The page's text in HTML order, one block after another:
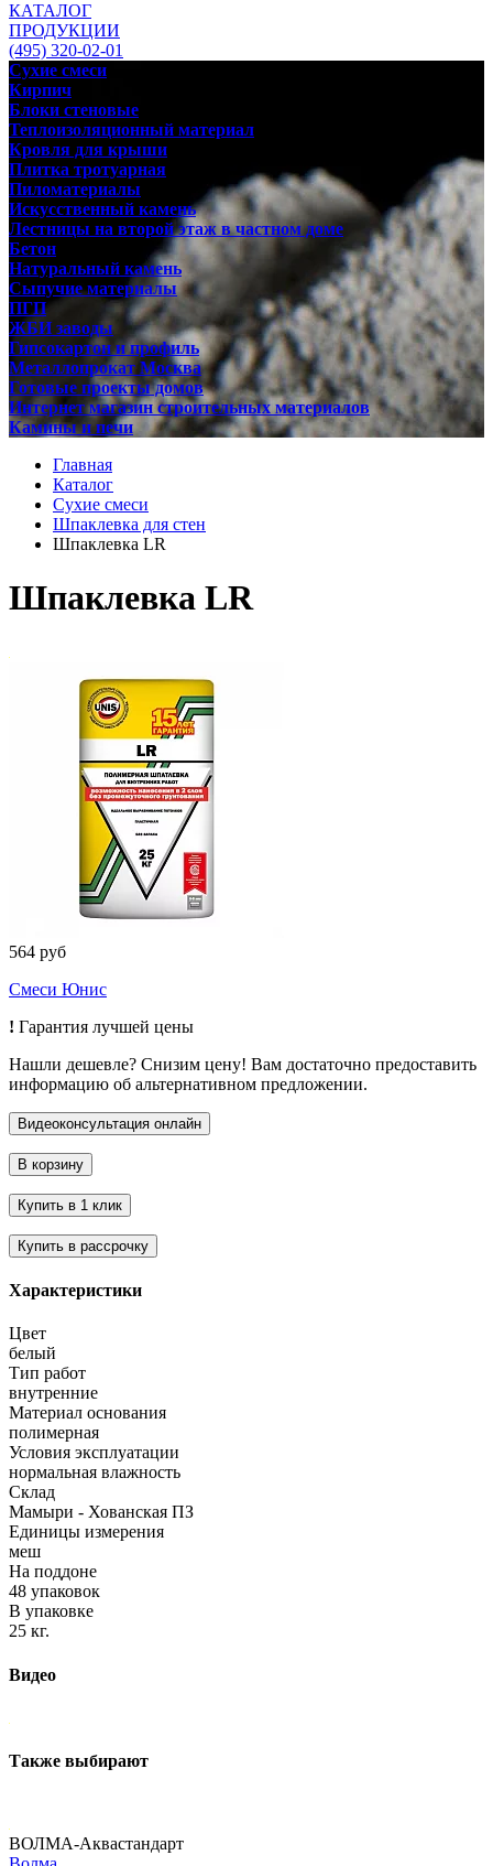
КАТАЛОГ
ПРОДУКЦИИ
(495) 320-02-01
Сухие смеси
Кирпич
Блоки стеновые
Теплоизоляционный материал
Кровля для крыши
Плитка тротуарная
Пиломатериалы
Искусственный камень
Лестницы на второй этаж в частном доме
Бетон
Натуральный камень
Сыпучие материалы
ПГП
ЖБИ заводы
Гипсокартон и профиль
Металлопрокат Москва
Готовые проекты домов
Интернет магазин строительных материалов
Камины и печи
Главная
Каталог
Сухие смеси
Шпаклевка для стен
Шпаклевка LR
Шпаклевка LR
564 руб
Смеси Юнис
! Гарантия лучшей цены
Нашли дешевле? Снизим цену! Вам достаточно предоставить
информацию об альтернативном предложении.
Характеристики
Цвет
белый
Тип работ
внутренние
Материал основания
полимерная
Условия эксплуатации
нормальная влажность
Склад
Мамыри - Хованская ПЗ
Единицы измерения
меш
На поддоне
48 упаковок
В упаковке
25 кг.
Видео
Также выбирают
ВОЛМА-Аквастандарт